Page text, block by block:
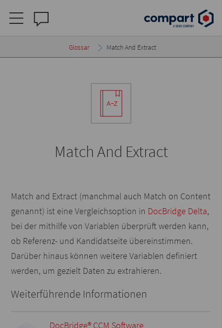
Glossar Match And Extract
Match And Extract
Match and Extract (manchmal auch Match on Content
genannt) ist eine Vergleichsoption in DocBridge Delta,
bei der mithilfe von Variablen überprüft werden kann,
ob Referenz- und Kandidatseite übereinstimmen.
Darüber hinaus können weitere Variablen definiert
werden, um gezielt Daten zu extrahieren.
Weiterführende Informationen
DocBridge® CCM Software